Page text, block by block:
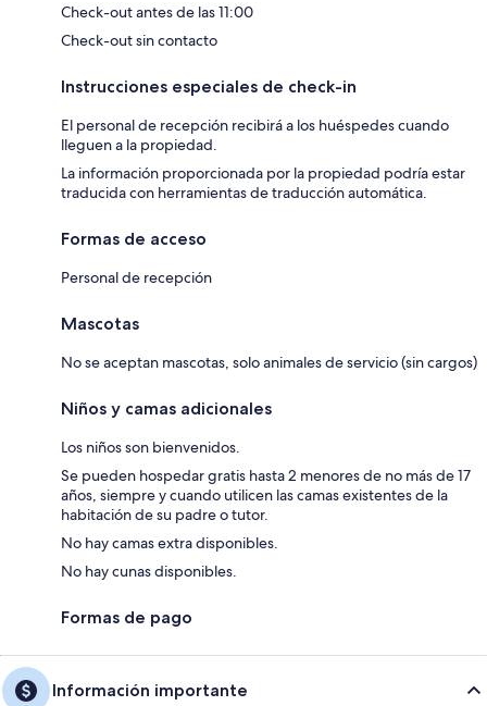
Check-out antes de las 11:00
Check-out sin contacto
Instrucciones especiales de check-in
El personal de recepción recibirá a los huéspedes cuando
lleguen a la propiedad.
La información proporcionada por la propiedad podría estar
traducida con herramientas de traducción automática.
Formas de acceso
Personal de recepción
Mascotas
No se aceptan mascotas, solo animales de servicio (sin cargos)
Niños y camas adicionales
Los niños son bienvenidos.
Se pueden hospedar gratis hasta 2 menores de no más de 17
años, siempre y cuando utilicen las camas existentes de la
habitación de su padre o tutor.
No hay camas extra disponibles.
No hay cunas disponibles.
Formas de pago
Información importante